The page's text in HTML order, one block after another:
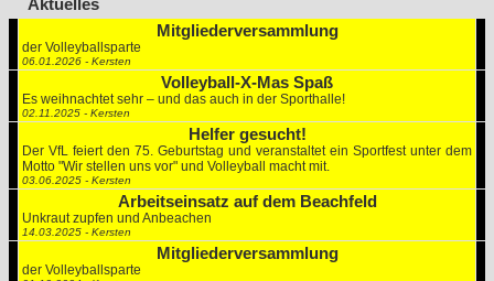
Aktuelles
Mitgliederversammlung
der Volleyballsparte
06.01.2026 - Kersten
Volleyball-X-Mas Spaß
Es weihnachtet sehr – und das auch in der Sporthalle!
02.11.2025 - Kersten
Helfer gesucht!
Der VfL feiert den 75. Geburtstag und veranstaltet ein Sportfest unter dem
Motto "Wir stellen uns vor" und Volleyball macht mit.
03.06.2025 - Kersten
Arbeitseinsatz auf dem Beachfeld
Unkraut zupfen und Anbeachen
14.03.2025 - Kersten
Mitgliederversammlung
der Volleyballsparte